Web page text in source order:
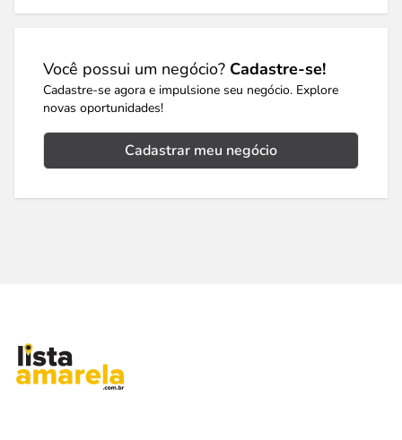
Você possui um negócio? Cadastre-se!
Cadastre-se agora e impulsione seu negócio. Explore
novas oportunidades!
Cadastrar meu negócio